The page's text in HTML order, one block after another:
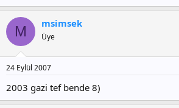
M msimsek
Üye
24 Eylül 2007
2003 gazi tef bende 8)